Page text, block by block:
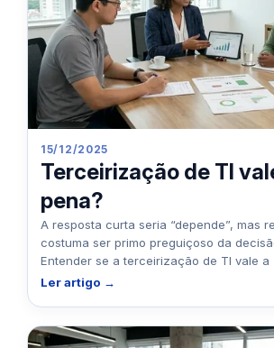
15/12/2025
Terceirização de TI
pena?
A resposta curta seria “depende”, mas
costuma ser primo preguiçoso da
Entender se a terceirização de TI vale a
Ler artigo →